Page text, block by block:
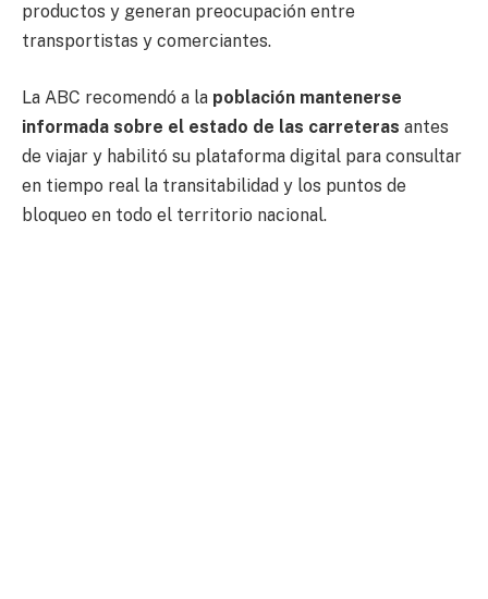
productos y generan preocupación entre
transportistas y comerciantes.
La ABC recomendó a la población mantenerse
informada sobre el estado de las carreteras antes
de viajar y habilitó su plataforma digital para consultar
en tiempo real la transitabilidad y los puntos de
bloqueo en todo el territorio nacional.